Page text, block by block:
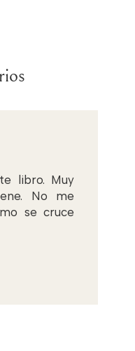
libro. Muy
No me
se cruce